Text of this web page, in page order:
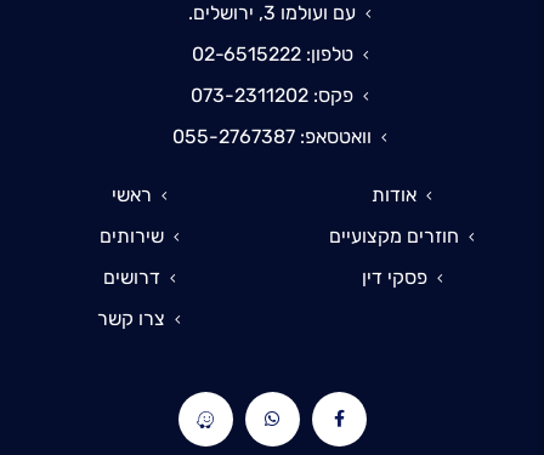
עם ועולמו 3, ירושלים.
טלפון: 02-6515222
פקס: 073-2311202
וואטסאפ: 055-2767387
ראשי
אודות
שירותים
חוזרים מקצועיים
דרושים
פסקי דין
צרו קשר